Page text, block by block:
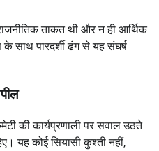
ताकत थी और न ही आर्थिक
साथ पारदर्शी ढंग से यह संघर्ष
की कार्यप्रणाली पर सवाल उठते
यह कोई सियासी कुश्ती नहीं,